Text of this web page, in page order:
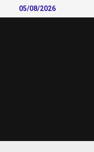
to
05/08/2026